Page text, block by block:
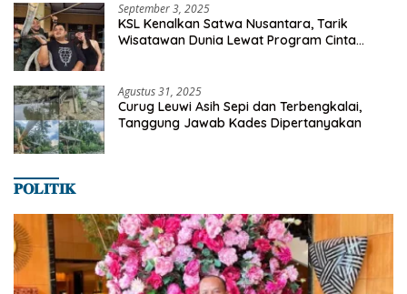
September 3, 2025
KSL Kenalkan Satwa Nusantara, Tarik
Wisatawan Dunia Lewat Program Cinta
Agustus 31, 2025
Curug Leuwi Asih Sepi dan Terbengkalai,
Tanggung Jawab Kades Dipertanyakan
𝐏𝐎𝐋𝐈𝐓𝐈𝐊